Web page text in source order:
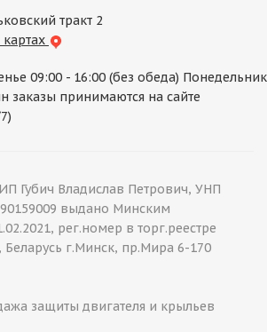
тракт 2
09:00 - 16:00 (без обеда) Понедельник
заказы принимаются на сайте
Губич Владислав Петрович, УНП
выдано Минским
рег.номер в торг.реестре
Беларусь г.Минск, пр.Мира 6-170
защиты двигателя и крыльев